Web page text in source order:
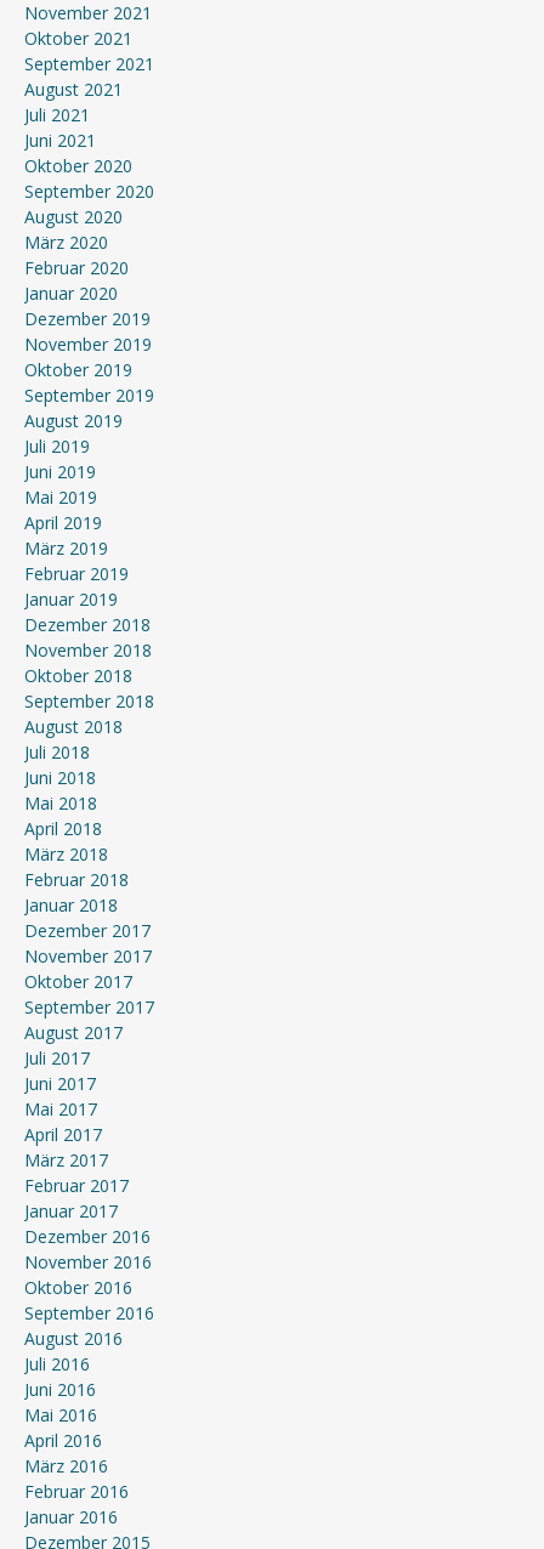
November 2021
Oktober 2021
September 2021
August 2021
Juli 2021
Juni 2021
Oktober 2020
September 2020
August 2020
März 2020
Februar 2020
Januar 2020
Dezember 2019
November 2019
Oktober 2019
September 2019
August 2019
Juli 2019
Juni 2019
Mai 2019
April 2019
März 2019
Februar 2019
Januar 2019
Dezember 2018
November 2018
Oktober 2018
September 2018
August 2018
Juli 2018
Juni 2018
Mai 2018
April 2018
März 2018
Februar 2018
Januar 2018
Dezember 2017
November 2017
Oktober 2017
September 2017
August 2017
Juli 2017
Juni 2017
Mai 2017
April 2017
März 2017
Februar 2017
Januar 2017
Dezember 2016
November 2016
Oktober 2016
September 2016
August 2016
Juli 2016
Juni 2016
Mai 2016
April 2016
März 2016
Februar 2016
Januar 2016
Dezember 2015